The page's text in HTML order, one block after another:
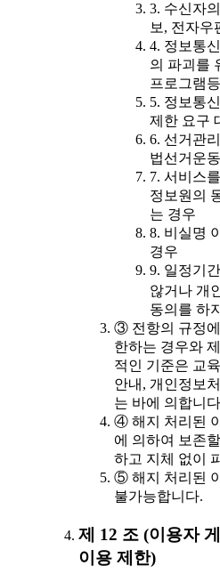
3. 수신자
보, 전자우
4. 정보통
의 파괴를
프로그램
5. 정보통
제한 요구
6. 선거관
법선거운
7. 서비스
정보원의
는 경우
8. 비실명
경우
9. 일정기
않거나 개
동의를 하
③ 전항의 규정에
한하는 경우와
적인 기준은 교
안내, 개인정보
는 바에 의합니
④ 해지 처리된
에 의하여 보존
하고 지체 없이
⑤ 해지 처리된
불가능합니다.
제 12 조 (이용자
이용 제한)